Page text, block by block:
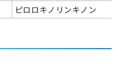
ピロロキノリンキノン